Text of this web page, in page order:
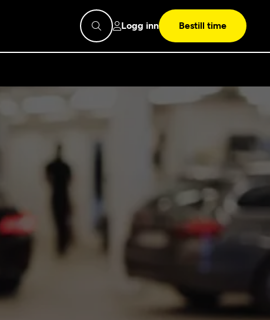
Mekonomen Fleet
Logg inn Bestill time